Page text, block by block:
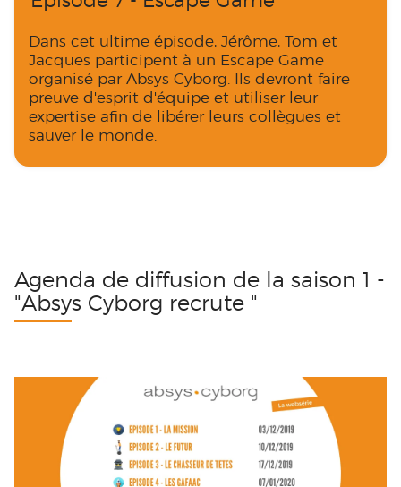
Dans cet ultime épisode, Jérôme, Tom et
Jacques participent à un Escape Game
organisé par Absys Cyborg. Ils devront faire
preuve d'esprit d'équipe et utiliser leur
expertise afin de libérer leurs collègues et
sauver le monde.
Agenda de diffusion de la saison 1 -
"Absys Cyborg recrute "